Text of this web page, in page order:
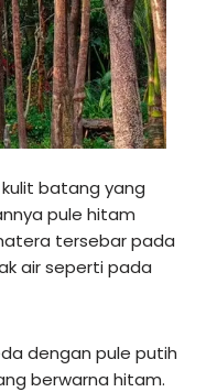
batang yang
pule hitam
tersebar pada
air seperti pada
dengan pule putih
berwarna hitam.